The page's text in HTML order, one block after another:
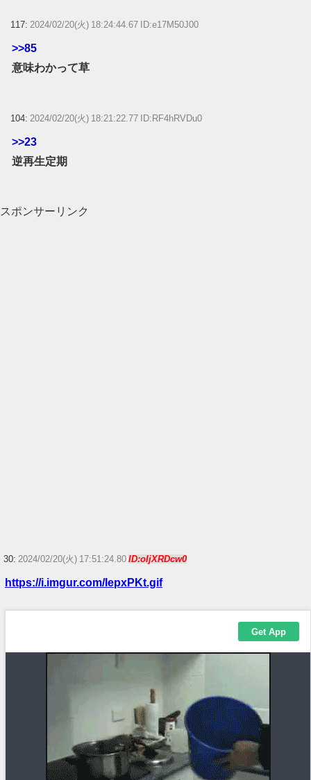
117: 2024/02/20(火) 18:24:44.67 ID:e17M50J00
>>85
意味わかって草
104: 2024/02/20(火) 18:21:22.77 ID:RF4hRVDu0
>>23
逆再生定期
スポンサーリンク
30: 2024/02/20(火) 17:51:24.80 ID:oIjXRDcw0
https://i.imgur.com/IepxPKt.gif